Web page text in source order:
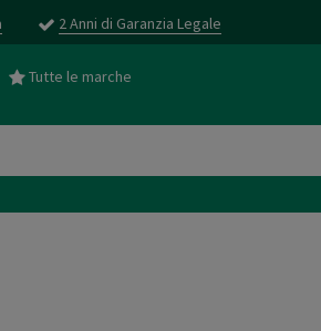
2 Anni di Garanzia Legale
Tutte le marche